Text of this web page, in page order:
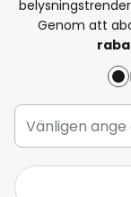
Genom att